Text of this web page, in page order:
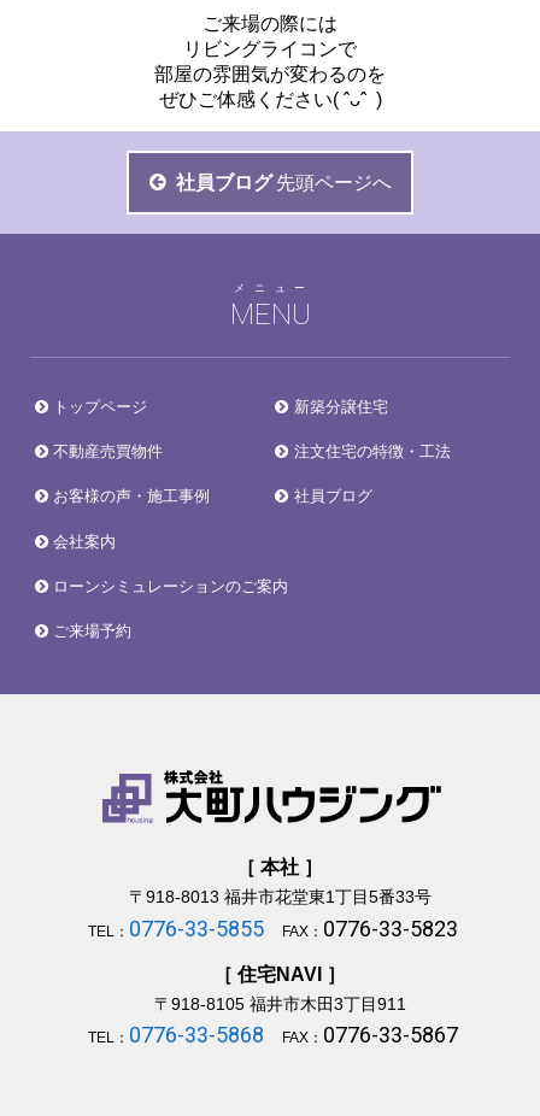
ご来場の際には
リビングライコンで
部屋の雰囲気が変わるのを
ぜひご体感ください( ˆᴗˆ )
社員ブログ 先頭ページへ
MENU
メニュー
トップページ 新築分譲住宅
不動産売買物件 注文住宅の特徴・工法
お客様の声・施工事例 社員ブログ
会社案内
ローンシミュレーションのご案内
ご来場予約
［ 本社 ］
〒918-8013 福井市花堂東1丁目5番33号
TEL： 0776-33-5855 FAX： 0776-33-5823
［ 住宅NAVI ］
〒918-8105福井市木田3丁目911
TEL： 0776-33-5868 FAX： 0776-33-5867